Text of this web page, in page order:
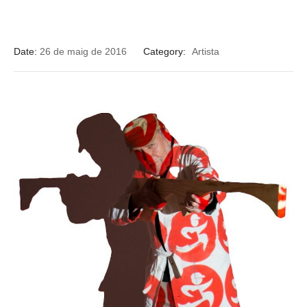
Date: 26 de maig de 2016 Category: Artista